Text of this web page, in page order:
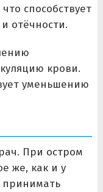
способствует
отёчности.
крови.
уменьшению
При остром
же, как и у
принимать